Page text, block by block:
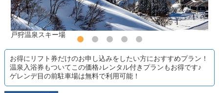
戸狩温泉スキー場
お得にリフト券だけのお申し込みをしたい方におすすめプラン！
温泉入浴券もついてこの価格♪レンタル付きプランもお得です♪
ゲレンデ目の前駐車場は無料で利用可能！